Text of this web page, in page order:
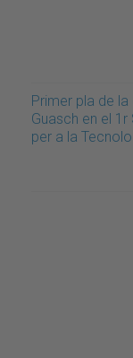
Primer pla de
Guasch en el
per a la